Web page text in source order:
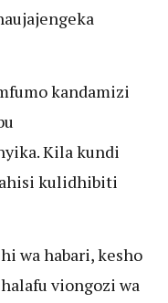
kandamizi
Kila kundi
kulidhibiti
wa habari, kesho
viongozi wa